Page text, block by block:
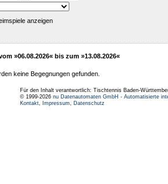
anzeigen
»06.08.2026« bis zum »13.08.2026«
keine Begegnungen gefunden.
Für den Inhalt verantwortlich: Tischtennis Baden-
© 1999-2026 nu Datenautomaten GmbH - Automatisierte
Kontakt, Impressum, Datenschutz